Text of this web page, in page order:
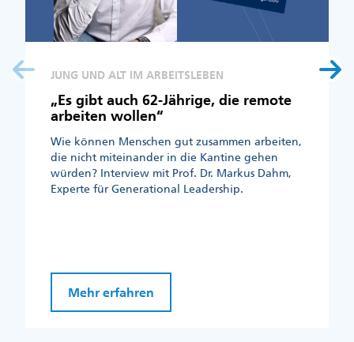
JUNG UND ALT IM ARBEITSLEBEN
„Es gibt auch 62-Jährige, die remote
arbeiten wollen“
Wie können Menschen gut zusammen arbeiten,
die nicht miteinander in die Kantine gehen
würden? Interview mit Prof. Dr. Markus Dahm,
Experte für Generational Leadership.
Mehr erfahren